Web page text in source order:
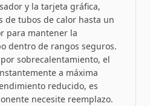
y la tarjeta gráfica,
de tubos de calor hasta un
para mantener la
dentro de rangos seguros.
sobrecalentamiento, el
a máxima
reducido, es
necesite reemplazo.